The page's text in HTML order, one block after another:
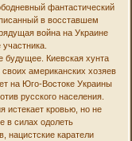
фантастический
в восставшем
война на Украине
будущее. Киевская хунта
своих американских хозяев
на Юго-Востоке Украины
русского населения.
истекает кровью, но не
в силах одолеть
нацистские каратели